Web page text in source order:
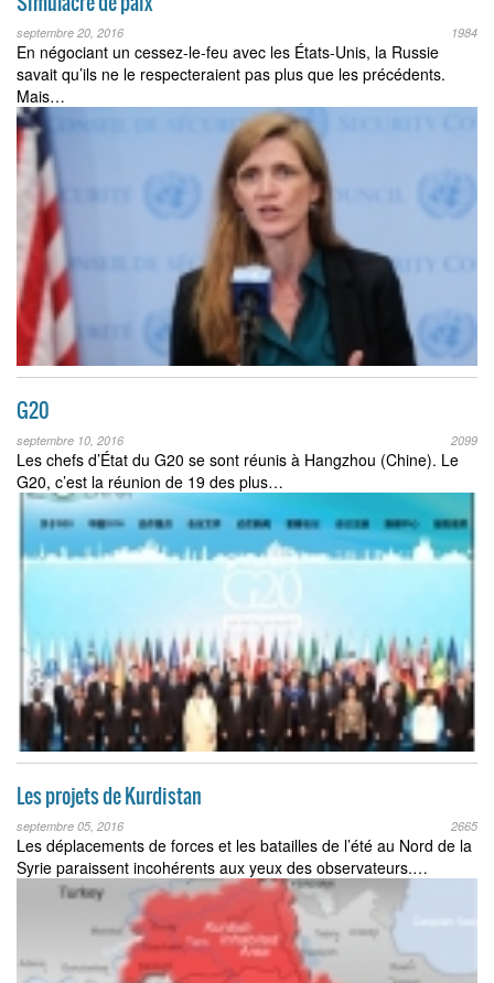
septembre 20, 2016 1984
En négociant un cessez-le-feu avec les États-Unis, la Russie
savait qu’ils ne le respecteraient pas plus que les précédents.
Mais…
G20
septembre 10, 2016 2099
Les chefs d’État du G20 se sont réunis à Hangzhou (Chine). Le
G20, c’est la réunion de 19 des plus…
Les projets de Kurdistan
septembre 05, 2016 2665
Les déplacements de forces et les batailles de l’été au Nord de la
Syrie paraissent incohérents aux yeux des observateurs.…